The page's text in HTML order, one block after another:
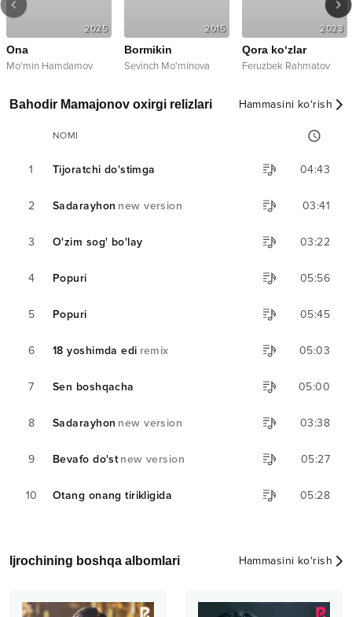
2025
Ona
Mo'min Hamdamov
2015
Bormikin
Sevinch Mo'minova
2023
Qora ko‘zlar
Feruzbek Rahmatov
Bahodir Mamajonov oxirgi relizlari Hammasini ko‘rish
NOMI
1 Tijoratchi do'stimga 04:43
2 Sadarayhon new version 03:41
3 O'zim sog' bo'lay 03:22
4 Popuri 05:56
5 Popuri 05:45
6 18 yoshimda edi remix 05:03
7 Sen boshqacha 05:00
8 Sadarayhon new version 03:38
9 Bevafo do'st new version 05:27
10 Otang onang tirikligida 05:28
Ijrochining boshqa albomlari Hammasini ko‘rish